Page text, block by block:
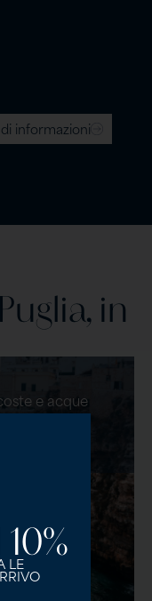
informazioni
in
e acque
una
gozzi.
LE